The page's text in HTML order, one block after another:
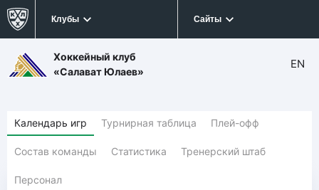
Клубы Сайты
Хоккейный клуб
«Салават Юлаев»
EN
Календарь игр Турнирная таблица Плей-офф
Состав команды Статистика Тренерский штаб
Персонал